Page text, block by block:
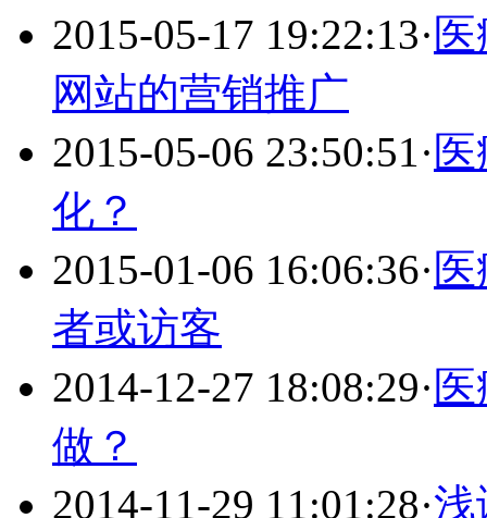
2015-05-17 19:22:13·
网站的营销推广
2015-05-06 23:50:51·
化？
2015-01-06 16:06:36·
者或访客
2014-12-27 18:08:29·
做？
2014-11-29 11:01:28·浅